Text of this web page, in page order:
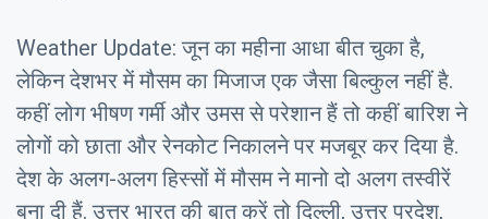
Weather Update: जून का महीना आधा बीत चुका है,
लेकिन देशभर में मौसम का मिजाज एक जैसा बिल्कुल नहीं है.
कहीं लोग भीषण गर्मी और उमस से परेशान हैं तो कहीं बारिश ने
लोगों को छाता और रेनकोट निकालने पर मजबूर कर दिया है.
देश के अलग-अलग हिस्सों में मौसम ने मानो दो अलग तस्वीरें
बना दी हैं. उत्तर भारत की बात करें तो दिल्ली, उत्तर प्रदेश,